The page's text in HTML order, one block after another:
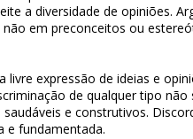
a diversidade de opiniões.
em preconceitos ou
livre expressão de ideias e
de qualquer tipo não
e construtivos.
e fundamentada.